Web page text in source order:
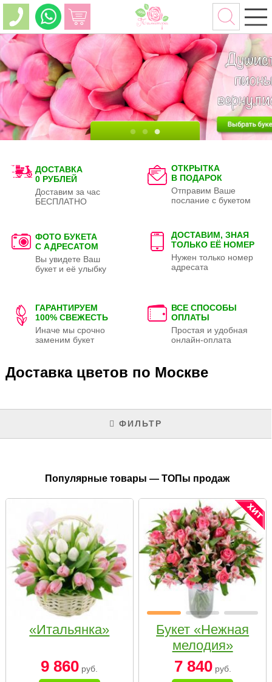
ДОСТАВКА
0 РУБЛЕЙ
Доставим за час
БЕСПЛАТНО
ОТКРЫТКА
В ПОДАРОК
Отправим Ваше
послание с букетом
ФОТО БУКЕТА
С АДРЕСАТОМ
Вы увидете Ваш
букет и её улыбку
ДОСТАВИМ, ЗНАЯ
ТОЛЬКО ЕЁ НОМЕР
Нужен только номер
адресата
ГАРАНТИРУЕМ
100% СВЕЖЕСТЬ
Иначе мы срочно
заменим букет
ВСЕ СПОСОБЫ
ОПЛАТЫ
Простая и удобная
онлайн-оплата
Доставка цветов по Москве
ФИЛЬТР
Популярные товары — ТОПы продаж
«Итальянка»
9 860 руб.
Букет «Нежная
мелодия»
7 840руб.